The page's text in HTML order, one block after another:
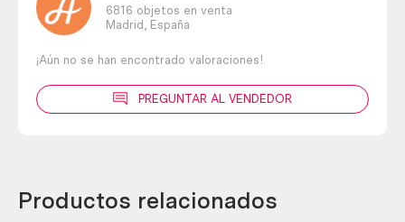
6816 objetos en venta
Madrid,
España
¡Aún no se han encontrado valoraciones!
PREGUNTAR AL VENDEDOR
Productos relacionados